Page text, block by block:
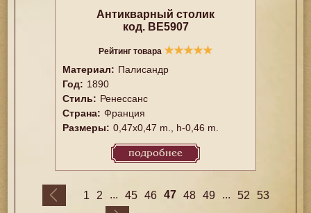
Антикварный столик
код. BE5907
Рейтинг товара ★★★★★
Материал: Палисандр
Год: 1890
Стиль: Ренессанс
Страна: Франция
Размеры: 0,47x0,47 m., h-0,46 m.
подробнее
1 2 ... 45 46 47 48 49 ... 52 53